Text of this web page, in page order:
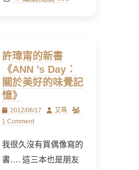
許瑋甯的新書
《ANN ’s Day：
關於美好的味覺記
憶》
Posted
on
2012/06/17 Author
艾瑪
1 Comment
我很久沒有買偶像寫的
書…. 這三本也是朋友